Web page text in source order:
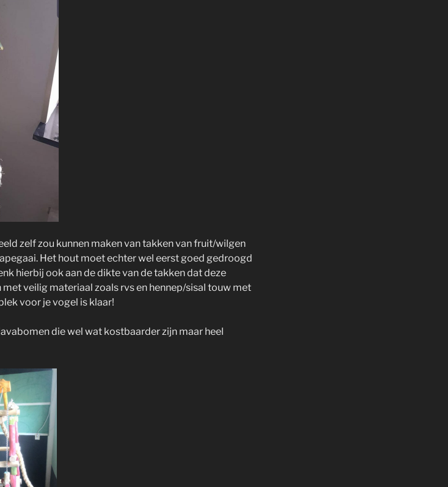
zelf zou kunnen maken van takken van fruit/wilgen
Het hout moet echter wel eerst goed gedroogd
hierbij ook aan de dikte van de takken dat deze
veilig materiaal zoals rvs en hennep/sisal touw met
voor je vogel is klaar!
die wel wat kostbaarder zijn maar heel